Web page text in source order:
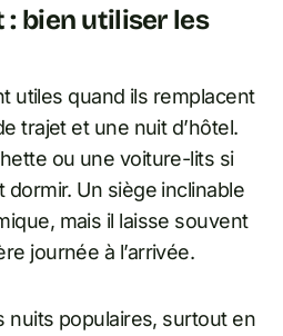
: bien utiliser les
utiles quand ils remplacent
trajet et une nuit d’hôtel.
ou une voiture-lits si
Un siège inclinable
mais il laisse souvent
journée à l’arrivée.
nuits populaires, surtout en